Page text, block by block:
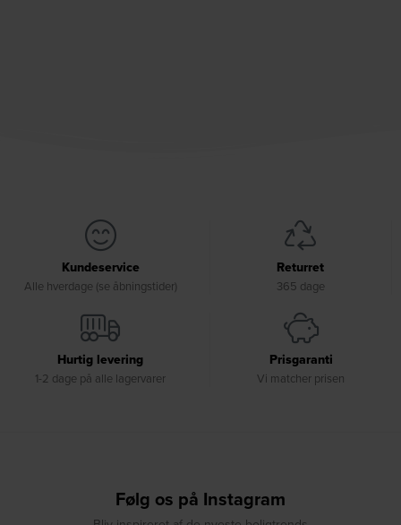
Kundeservice
Alle hverdage (se åbningstider)
Returret
365 dage
Hurtig levering
1-2 dage på alle lagervarer
Prisgaranti
Vi matcher prisen
Følg os på Instagram